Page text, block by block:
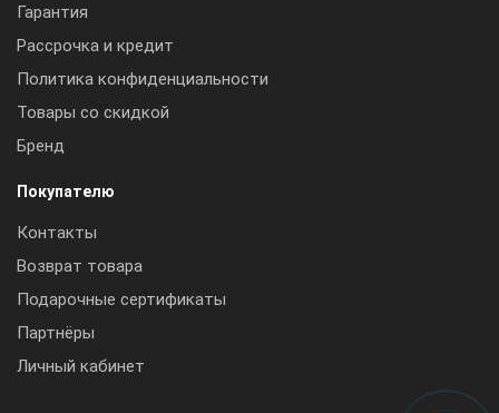
Гарантия
Рассрочка и кредит
Политика конфиденциальности
Товары со скидкой
Бренд
Покупателю
Контакты
Возврат товара
Подарочные сертификаты
Партнёры
Личный кабинет